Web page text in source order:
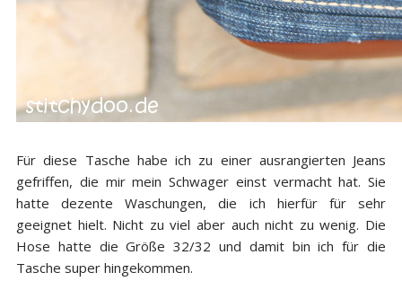
Für diese Tasche habe ich zu einer ausrangierten Jeans
gefriffen, die mir mein Schwager einst vermacht hat. Sie
hatte dezente Waschungen, die ich hierfür für sehr
geeignet hielt. Nicht zu viel aber auch nicht zu wenig. Die
Hose hatte die Größe 32/32 und damit bin ich für die
Tasche super hingekommen.